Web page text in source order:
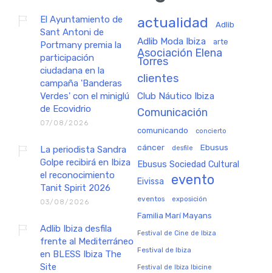
El Ayuntamiento de
Sant Antoni de
Portmany premia la
participación
ciudadana en la
campaña 'Banderas
Verdes' con el miniglú
de Ecovidrio
07/08/2026
La periodista Sandra
Golpe recibirá en Ibiza
el reconocimiento
Tanit Spirit 2026
03/08/2026
Adlib Ibiza desfila
frente al Mediterráneo
en BLESS Ibiza The
Site
actualidad Adlib
Adlib Moda Ibiza arte
Asociación Elena
Torres
clientes
Club Náutico Ibiza
Comunicación
comunicando concierto
cáncer desfile Ebusus
Ebusus Sociedad Cultural
Eivissa evento
eventos exposición
Familia Marí Mayans
Festival de Cine de Ibiza
Festival de Ibiza
Festival de Ibiza Ibicine